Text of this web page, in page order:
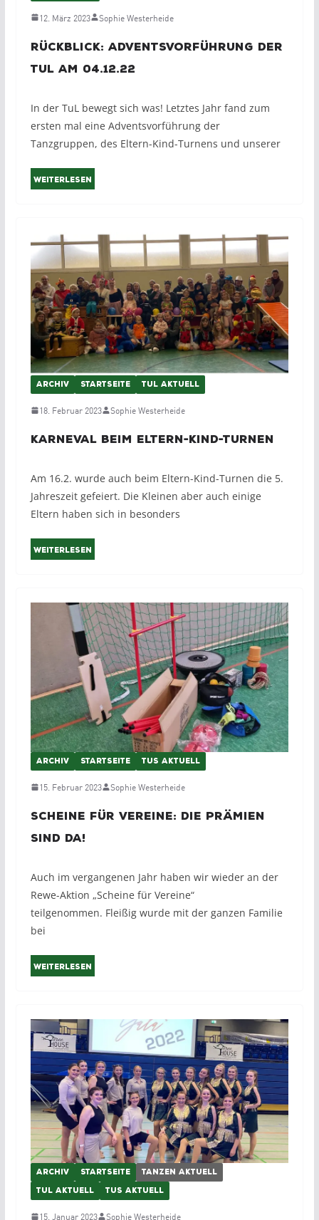
12. März 2023 Sophie Westerheide
Rückblick: Adventsvorführung der
TuL am 04.12.22
In der TuL bewegt sich was! Letztes Jahr fand zum
ersten mal eine Adventsvorführung der
Tanzgruppen, des Eltern-Kind-Turnens und unserer
Weiterlesen
ARCHIV STARTSEITE TUL AKTUELL
18. Februar 2023 Sophie Westerheide
Karneval beim Eltern-Kind-Turnen
Am 16.2. wurde auch beim Eltern-Kind-Turnen die 5.
Jahreszeit gefeiert. Die Kleinen aber auch einige
Eltern haben sich in besonders
Weiterlesen
ARCHIV STARTSEITE TUS AKTUELL
15. Februar 2023 Sophie Westerheide
Scheine für Vereine: Die Prämien
sind da!
Auch im vergangenen Jahr haben wir wieder an der
Rewe-Aktion „Scheine für Vereine“
teilgenommen. Fleißig wurde mit der ganzen Familie
bei
Weiterlesen
ARCHIV STARTSEITE TANZEN AKTUELL
TUL AKTUELL TUS AKTUELL
15. Januar 2023 Sophie Westerheide